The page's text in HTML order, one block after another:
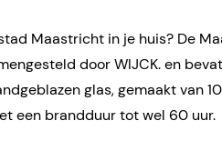
Maastricht in je huis? De
door WIJCK. en
glas, gemaakt van
een brandduur tot wel 60 uur.